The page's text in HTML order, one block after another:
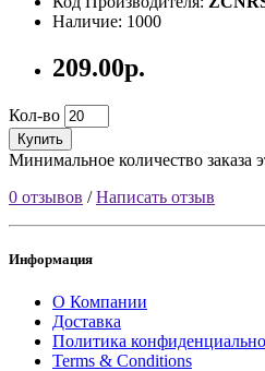
Наличие: 1000
209.00р.
Кол-во
Купить
Минимальное количество заказа
0 отзывов /Написать отзыв
Информация
О Компании
Доставка
Политика
Terms & Conditions